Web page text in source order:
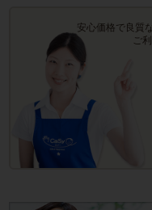
安心価格で良質
ご